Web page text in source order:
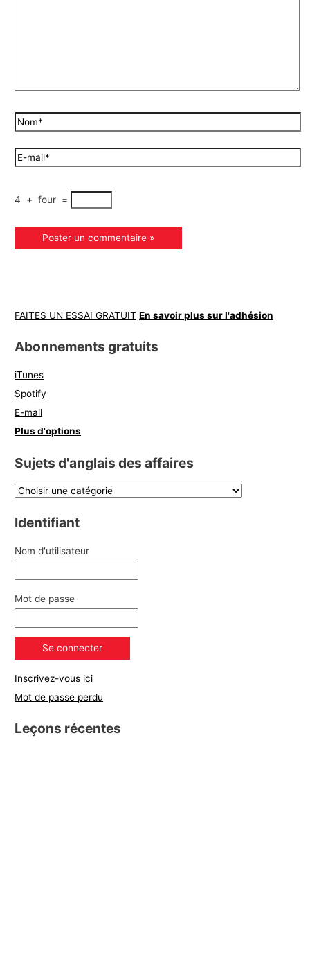
4 + four =
FAITES UN ESSAI GRATUIT En savoir plus sur l'adhésion
Abonnements gratuits
iTunes
Spotify
E-mail
Plus d'options
Sujets d'anglais des affaires
Identifiant
Nom d'utilisateur
Mot de passe
Inscrivez-vous ici
Mot de passe perdu
Leçons récentes